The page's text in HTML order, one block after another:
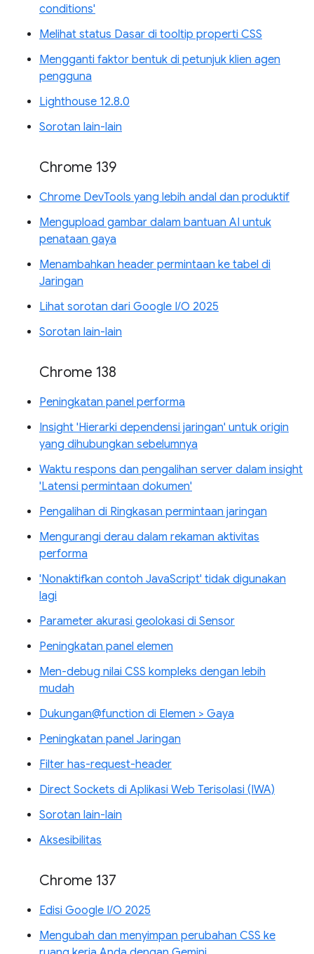
conditions'
Melihat status Dasar di tooltip properti CSS
Mengganti faktor bentuk di petunjuk klien agen
pengguna
Lighthouse 12.8.0
Sorotan lain-lain
Chrome 139
Chrome DevTools yang lebih andal dan produktif
Mengupload gambar dalam bantuan AI untuk
penataan gaya
Menambahkan header permintaan ke tabel di
Jaringan
Lihat sorotan dari Google I/O 2025
Sorotan lain-lain
Chrome 138
Peningkatan panel performa
Insight 'Hierarki dependensi jaringan' untuk origin
yang dihubungkan sebelumnya
Waktu respons dan pengalihan server dalam insight
'Latensi permintaan dokumen'
Pengalihan di Ringkasan permintaan jaringan
Mengurangi derau dalam rekaman aktivitas
performa
'Nonaktifkan contoh JavaScript' tidak digunakan
lagi
Parameter akurasi geolokasi di Sensor
Peningkatan panel elemen
Men-debug nilai CSS kompleks dengan lebih
mudah
Dukungan@function di Elemen > Gaya
Peningkatan panel Jaringan
Filter has-request-header
Direct Sockets di Aplikasi Web Terisolasi (IWA)
Sorotan lain-lain
Aksesibilitas
Chrome 137
Edisi Google I/O 2025
Mengubah dan menyimpan perubahan CSS ke